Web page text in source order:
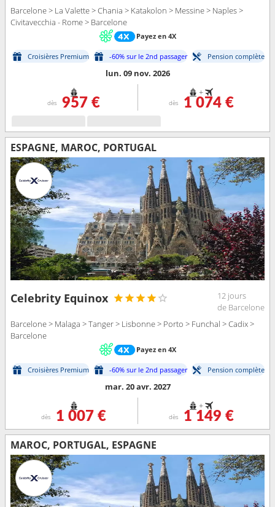
Barcelone > La Valette > Chania > Katakolon > Messine > Naples >
Civitavecchia - Rome > Barcelone
Payez en 4X
Croisières Premium -60% sur le 2nd passager Pension complète
lun. 09 nov. 2026
dès 957 €
+
dès 1 074 €
ESPAGNE, MAROC, PORTUGAL
Celebrity Equinox
12 jours
de Barcelone
Barcelone > Malaga > Tanger > Lisbonne > Porto > Funchal > Cadix >
Barcelone
Payez en 4X
Croisières Premium -60% sur le 2nd passager Pension complète
mar. 20 avr. 2027
dès 1 007 €
+
dès 1 149 €
MAROC, PORTUGAL, ESPAGNE